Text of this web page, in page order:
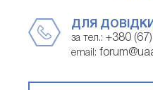
ДЛЯ
за тел.: +380
email: